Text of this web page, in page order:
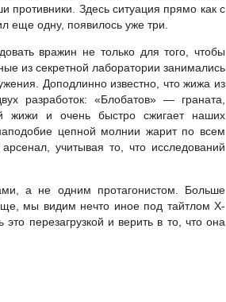
противники. Здесь ситуация прямо как с
еще одну, появилось уже три.
вражин не только для того, чтобы
из секретной лаборатории занимались
Доподлинно известно, что жижа из
разработок: «Блобатов» — граната,
жижи и очень быстро сжигает наших
цепной молнии жарит по всем
учитывая то, что исследований
а не одним протагонистом. Больше
мы видим нечто иное под тайтлом X-
перезагрузкой и верить в то, что она